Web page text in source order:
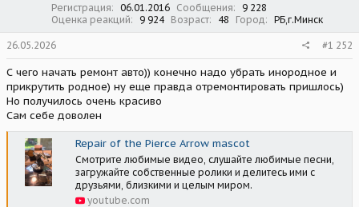
Регистрация 06.01.2016 Сообщения
9 228
Оценка реакций
9 924 Возраст 48 Город РБ,г.Минск
26.05.2026 #1 252
С чего начать ремонт авто)) конечно надо убрать инородное и
прикрутить родное) ну еще правда отремонтировать пришлось)
Но получилось очень красиво
Сам себе доволен
Repair of the Pierce Arrow mascot
Смотрите любимые видео, слушайте любимые песни,
загружайте собственные ролики и делитесь ими с
друзьями, близкими и целым миром.
youtube.com